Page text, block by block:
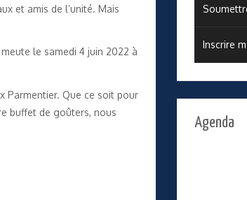
et amis de l’unité. Mais
le samedi 4 juin 2022 à
Parmentier. Que ce soit pour
buffet de goûters, nous
Inscrire
Agenda